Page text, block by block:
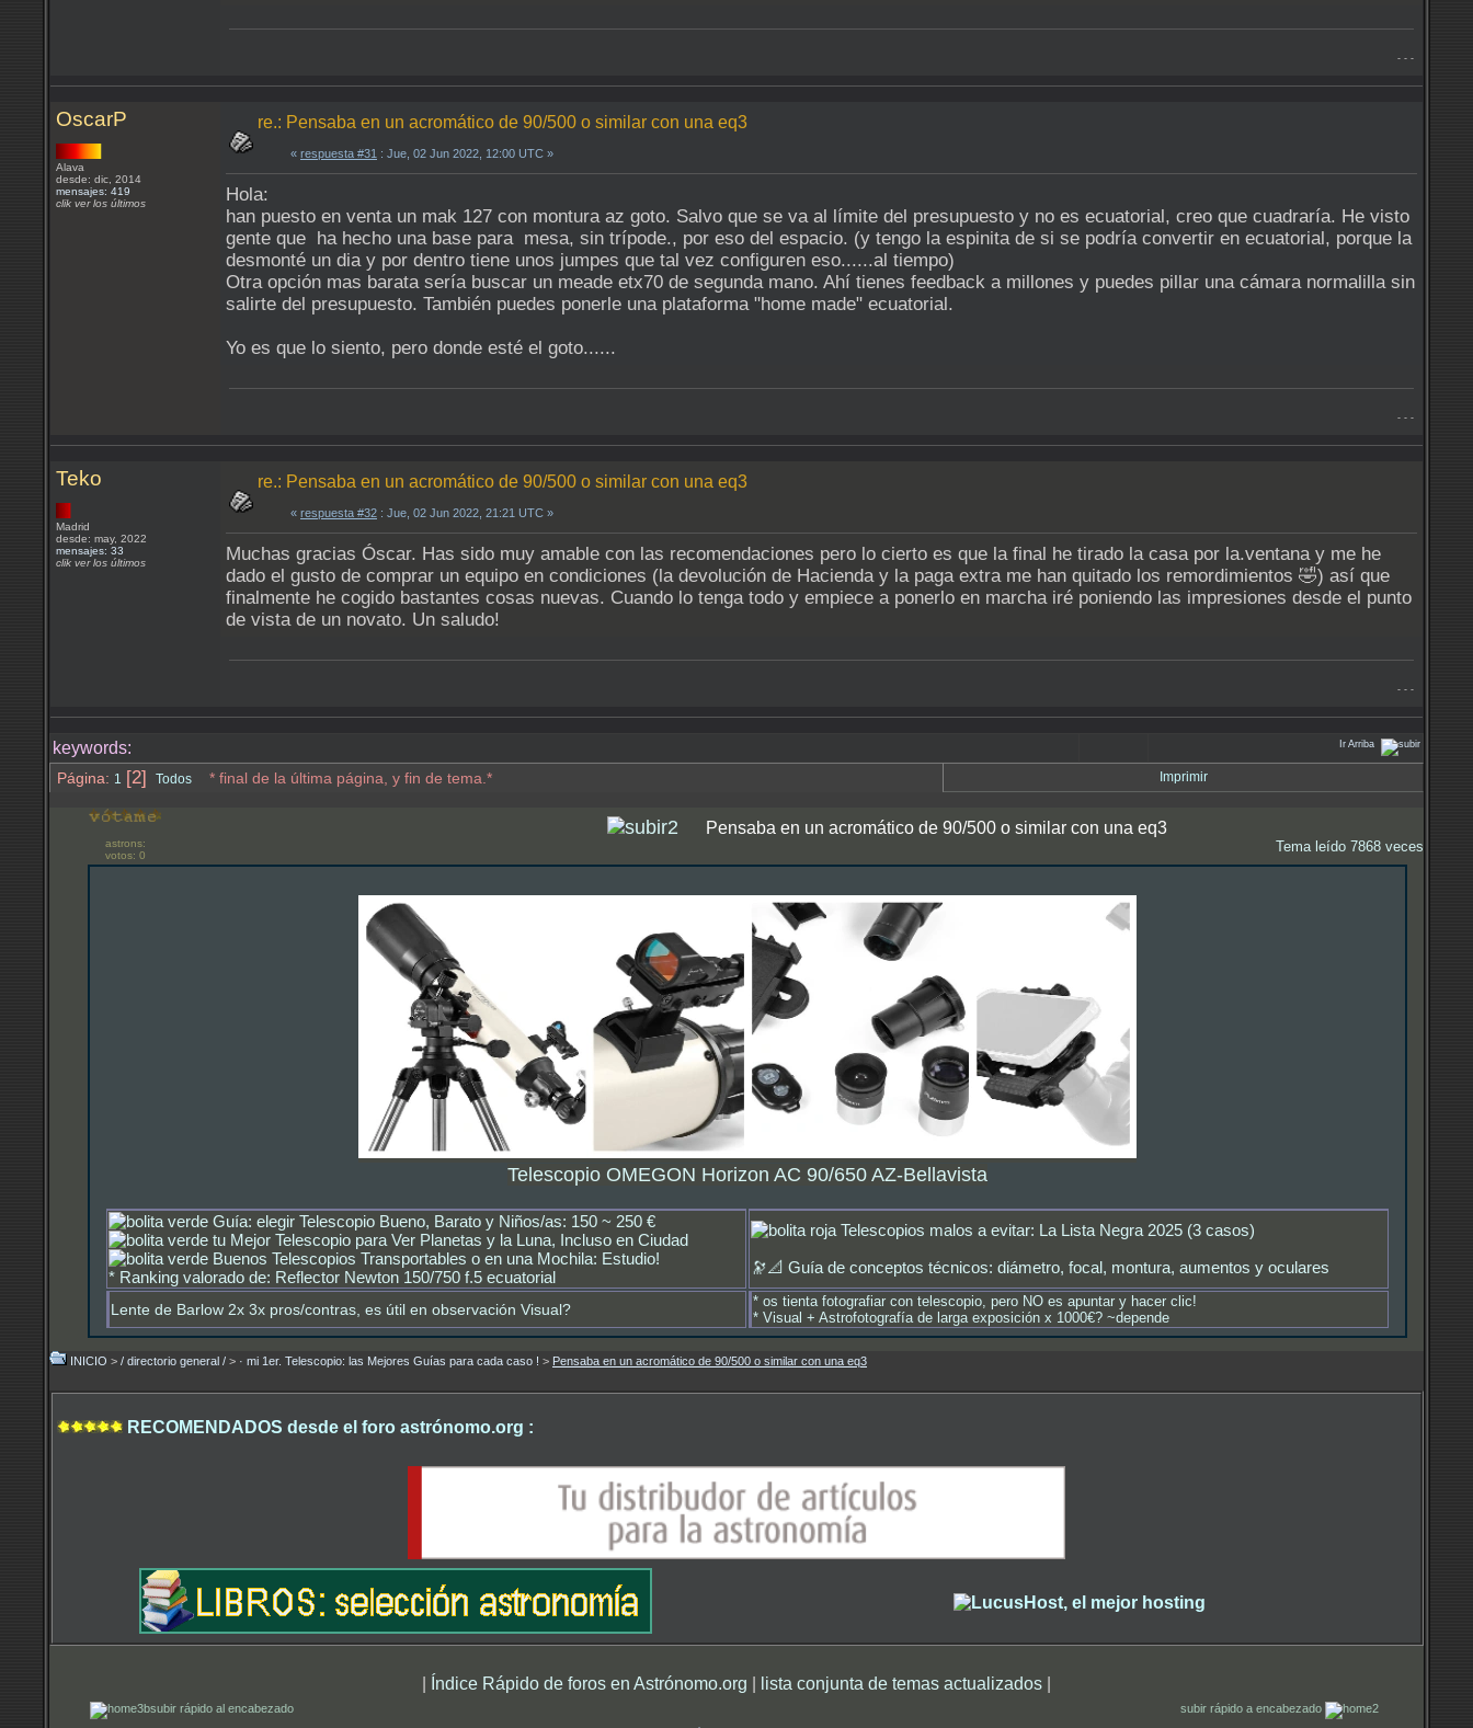
- - -
OscarP
Alava
desde: dic, 2014
mensajes: 419
clik ver los últimos
re.: Pensaba en un acromático de 90/500 o similar con una eq3
« respuesta #31 : Jue, 02 Jun 2022, 12:00 UTC »
Hola:
han puesto en venta un mak 127 con montura az goto. Salvo que se va al límite del presupuesto y no es ecuatorial, creo que cuadraría. He visto
gente que ha hecho una base para mesa, sin trípode., por eso del espacio. (y tengo la espinita de si se podría convertir en ecuatorial, porque la
desmonté un dia y por dentro tiene unos jumpes que tal vez configuren eso......al tiempo)
Otra opción mas barata sería buscar un meade etx70 de segunda mano. Ahí tienes feedback a millones y puedes pillar una cámara normalilla sin
salirte del presupuesto. También puedes ponerle una plataforma "home made" ecuatorial.
Yo es que lo siento, pero donde esté el goto......
- - -
Teko
Madrid
desde: may, 2022
mensajes: 33
clik ver los últimos
re.: Pensaba en un acromático de 90/500 o similar con una eq3
« respuesta #32 : Jue, 02 Jun 2022, 21:21 UTC »
Muchas gracias Óscar. Has sido muy amable con las recomendaciones pero lo cierto es que la final he tirado la casa por la.ventana y me he
dado el gusto de comprar un equipo en condiciones (la devolución de Hacienda y la paga extra me han quitado los remordimientos 🤣) así que
finalmente he cogido bastantes cosas nuevas. Cuando lo tenga todo y empiece a ponerlo en marcha iré poniendo las impresiones desde el punto
de vista de un novato. Un saludo!
- - -
keywords: Ir Arriba
Página: 1 [2] Todos * final de la última página, y fin de tema.* Imprimir
astrons:
votos: 0
Pensaba en un acromático de 90/500 o similar con una eq3
Tema leído 7868 veces
Telescopio OMEGON Horizon AC 90/650 AZ-Bellavista
Guía: elegir Telescopio Bueno, Barato y Niños/as: 150 ~ 250 €
tu Mejor Telescopio para Ver Planetas y la Luna, Incluso en Ciudad
Buenos Telescopios Transportables o en una Mochila: Estudio!
* Ranking valorado de: Reflector Newton 150/750 f.5 ecuatorial
Telescopios malos a evitar: La Lista Negra 2025 (3 casos)
🔭📐 Guía de conceptos técnicos: diámetro, focal, montura, aumentos y oculares
Lente de Barlow 2x 3x pros/contras, es útil en observación Visual? * os tienta fotografiar con telescopio, pero NO es apuntar y hacer clic!
* Visual + Astrofotografía de larga exposición x 1000€? ~depende
INICIO > / directorio general / > · mi 1er. Telescopio: las Mejores Guías para cada caso ! > Pensaba en un acromático de 90/500 o similar con una eq3
RECOMENDADOS desde el foro astrónomo.org :
| Índice Rápido de foros en Astrónomo.org | lista conjunta de temas actualizados |
subir rápido al encabezado subir rápido a encabezado